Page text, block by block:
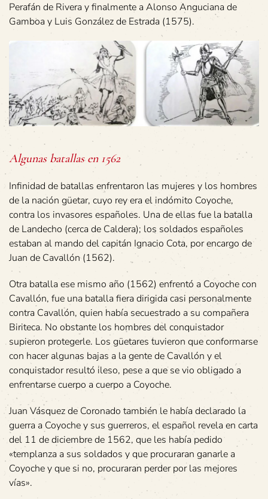
Perafán de Rivera y finalmente a Alonso Anguciana de
Gamboa y Luis González de Estrada (1575).
Algunas batallas en 1562
Infinidad de batallas enfrentaron las mujeres y los hombres
de la nación güetar, cuyo rey era el indómito Coyoche,
contra los invasores españoles. Una de ellas fue la batalla
de Landecho (cerca de Caldera); los soldados españoles
estaban al mando del capitán Ignacio Cota, por encargo de
Juan de Cavallón (1562).
Otra batalla ese mismo año (1562) enfrentó a Coyoche con
Cavallón, fue una batalla fiera dirigida casi personalmente
contra Cavallón, quien había secuestrado a su compañera
Biriteca. No obstante los hombres del conquistador
supieron protegerle. Los güetares tuvieron que conformarse
con hacer algunas bajas a la gente de Cavallón y el
conquistador resultó ileso, pese a que se vio obligado a
enfrentarse cuerpo a cuerpo a Coyoche.
Juan Vásquez de Coronado también le había declarado la
guerra a Coyoche y sus guerreros, el español revela en carta
del 11 de diciembre de 1562, que les había pedido
«templanza a sus soldados y que procuraran ganarle a
Coyoche y que si no, procuraran perder por las mejores
vías».